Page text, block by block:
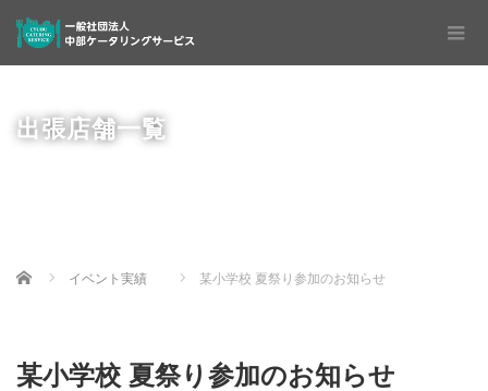
出張店舗一覧
Home イベント実績 某小学校 夏祭り参加のお知らせ
某小学校 夏祭り参加のお知らせ